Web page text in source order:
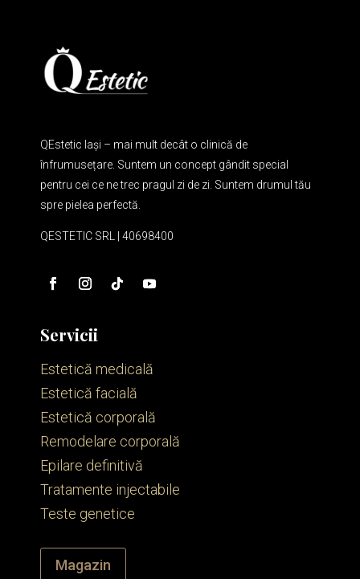
QEstetic Iași – mai mult decât o clinică de
înfrumusețare. Suntem un concept gândit special
pentru cei ce ne trec pragul zi de zi. Suntem drumul tău
spre pielea perfectă.
QESTETIC SRL | 40698400
Servicii
Estetică medicală
Estetică facială
Estetică corporală
Remodelare corporală
Epilare definitivă
Tratamente injectabile
Teste genetice
Magazin